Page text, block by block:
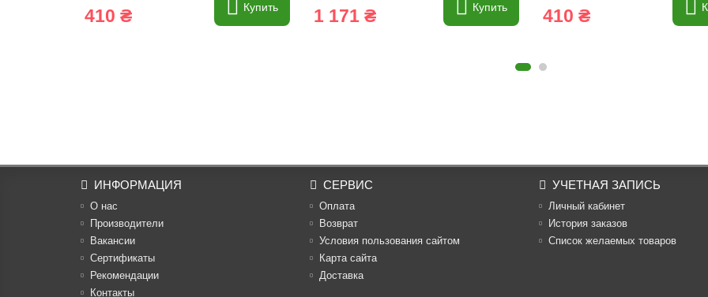
410 ₴ Купить 1 171 ₴ Купить 410 ₴
ИНФОРМАЦИЯ
О нас
Производители
Вакансии
Cертификаты
Рекомендации
Контакты
СЕРВИС
Оплата
Возврат
Условия пользования сайтом
Карта сайта
Доставка
УЧЕТНАЯ ЗАПИСЬ
Личный кабинет
История заказов
Список желаемых товаров